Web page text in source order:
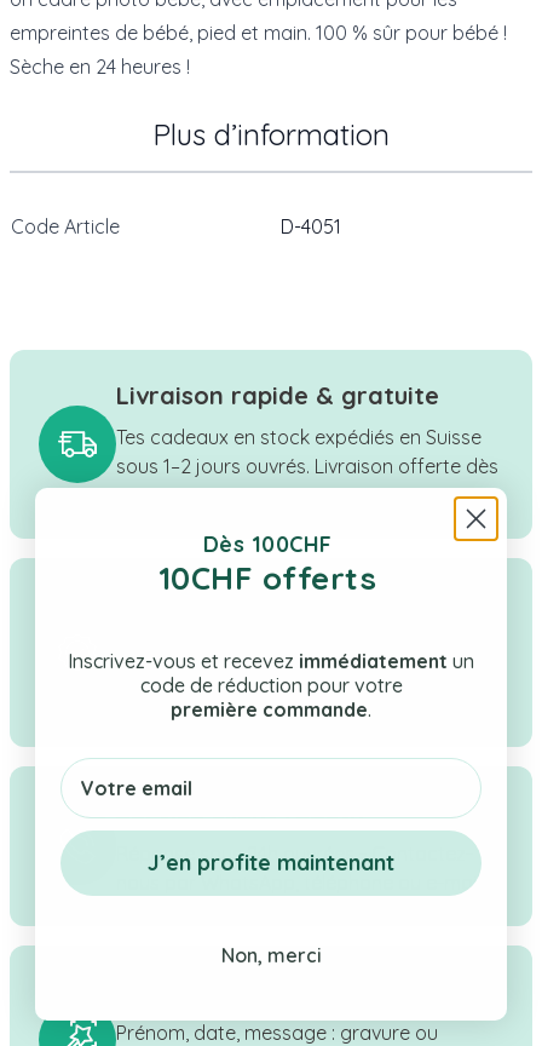
empreintes de bébé, pied et main. 100 % sûr pour bébé !
Sèche en 24 heures !
Plus d’information
Code Article D-4051
Livraison rapide & gratuite
Tes cadeaux en stock expédiés en Suisse
sous 1–2 jours ouvrés. Livraison offerte dès
CHF 100.
sélection rigoureuse de cadeaux pour
bébé, enfant & maman.
Service client réactif
Réponse sous 24h ouvrées - Contactez-
nous par WhatsApp, téléphone ou e-mail.
Prénom, date, message : gravure ou
Dès 100CHF
10CHF offerts
Inscrivez-vous et recevez immédiatement un
code de réduction pour votre
première commande.
Email
J’en profite maintenant
Non, merci